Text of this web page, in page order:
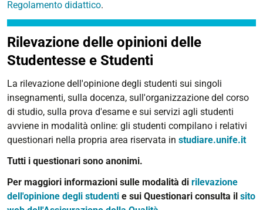
Regolamento didattico.
Rilevazione delle opinioni delle
Studentesse e Studenti
La rilevazione dell'opinione degli studenti sui singoli
insegnamenti, sulla docenza, sull'organizzazione del corso
di studio, sulla prova d'esame e sui servizi agli studenti
avviene in modalità online: gli studenti compilano i relativi
questionari nella propria area riservata in studiare.unife.it
Tutti i questionari sono anonimi.
Per maggiori informazioni sulle modalità di rilevazione
dell'opinione degli studenti e sui Questionari consulta il sito